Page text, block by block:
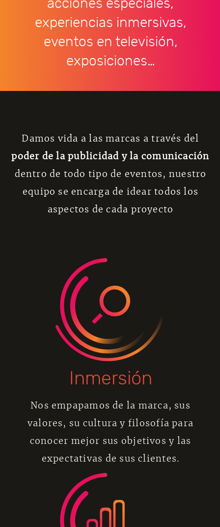
acciones especiales,
experiencias inmersivas,
eventos en televisión,
exposiciones…
Damos vida a las marcas a través del
poder de la publicidad y la comunicación
dentro de todo tipo de eventos, nuestro
equipo se encarga de idear todos los
aspectos de cada proyecto
Inmersión
Nos empapamos de la marca, sus
valores, su cultura y filosofía para
conocer mejor sus objetivos y las
expectativas de sus clientes.